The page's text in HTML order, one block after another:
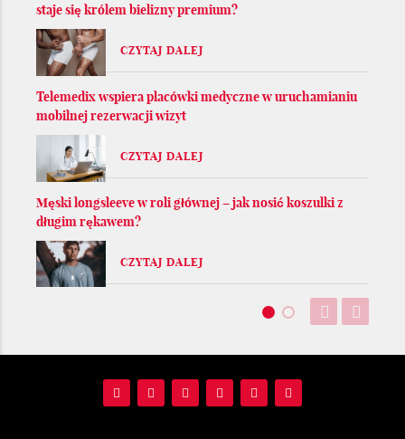
staje się królem bielizny premium?
CZYTAJ DALEJ
Telemedix wspiera placówki medyczne w uruchamianiu
mobilnej rezerwacji wizyt
CZYTAJ DALEJ
Męski longsleeve w roli głównej – jak nosić koszulki z
długim rękawem?
CZYTAJ DALEJ